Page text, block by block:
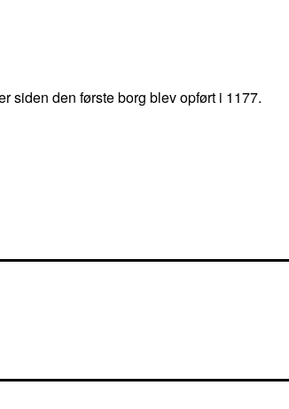
siden den første borg blev opført i 1177.